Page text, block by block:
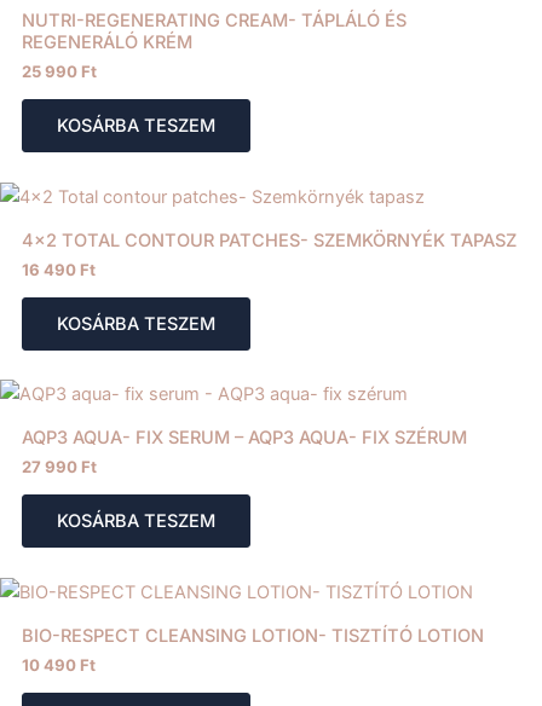
NUTRI-REGENERATING CREAM- TÁPLÁLÓ ÉS
REGENERÁLÓ KRÉM
25 990 Ft
KOSÁRBA TESZEM
4×2 TOTAL CONTOUR PATCHES- SZEMKÖRNYÉK TAPASZ
16 490 Ft
KOSÁRBA TESZEM
AQP3 AQUA- FIX SERUM – AQP3 AQUA- FIX SZÉRUM
27 990 Ft
KOSÁRBA TESZEM
BIO-RESPECT CLEANSING LOTION- TISZTÍTÓ LOTION
10 490 Ft